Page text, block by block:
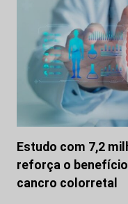
Estudo com 7,2
reforça o
cancro colorretal